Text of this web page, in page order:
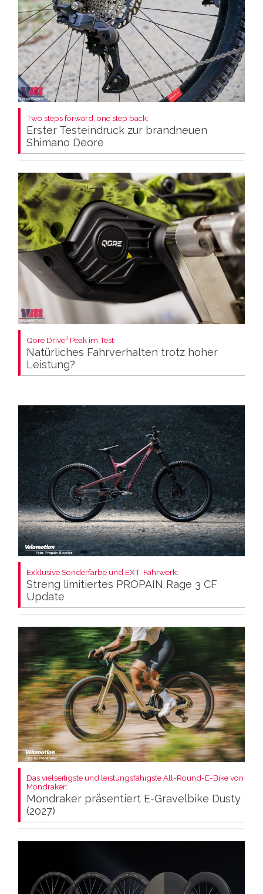
Two steps forward, one step back:
Erster Testeindruck zur brandneuen
Shimano Deore
Qore Drive³ Peak im Test:
Natürliches Fahrverhalten trotz hoher
Leistung?
Exklusive Sonderfarbe und EXT-Fahrwerk:
Streng limitiertes PROPAIN Rage 3 CF
Update
Das vielseitigste und leistungsfähigste All-Round-E-Bike von
Mondraker:
Mondraker präsentiert E-Gravelbike Dusty
(2027)